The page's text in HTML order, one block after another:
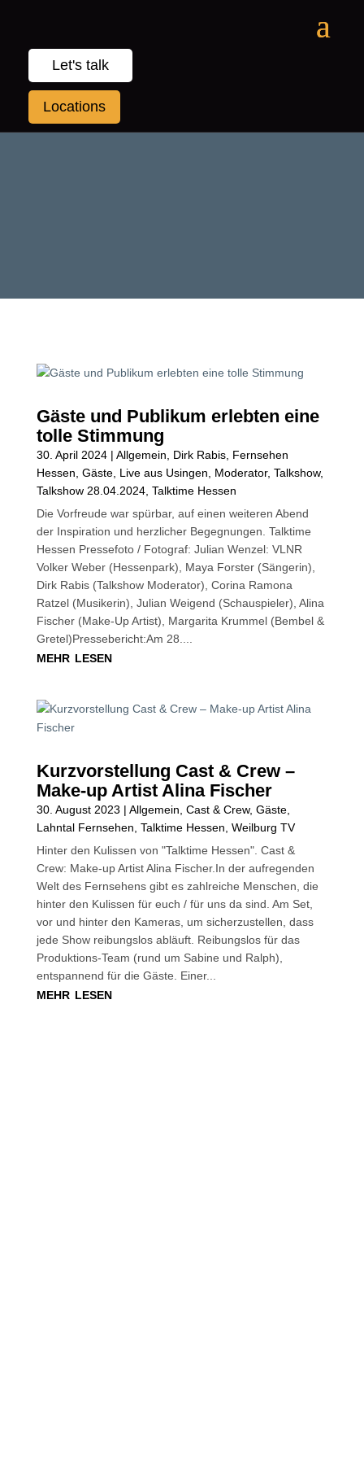
Let's talk
Locations
Gäste und Publikum erlebten eine
tolle Stimmung
30. April 2024| Allgemein Dirk Rabis, Fernsehen
Hessen Gäste, Live aus Usingen Moderator, Talkshow,
Talkshow 28.04.2024, Talktime Hessen
Die Vorfreude war spürbar, auf einen weiteren Abend
der Inspiration und herzlicher Begegnungen. Talktime
Hessen Pressefoto / Fotograf: Julian Wenzel: VLNR
Volker Weber (Hessenpark), Maya Forster (Sängerin),
Dirk Rabis (Talkshow Moderator), Corina Ramona
Ratzel (Musikerin), Julian Weigend (Schauspieler), Alina
Fischer (Make-Up Artist), Margarita Krummel (Bembel &
Gretel)Pressebericht:Am 28....
mehr lesen
Kurzvorstellung Cast & Crew –
Make-up Artist Alina Fischer
30. August 2023 | Allgemein Cast & Crew, Gäste,
Lahntal Fernsehen Talktime Hessen Weilburg TV
Hinter den Kulissen von "Talktime Hessen". Cast &
Crew: Make-up Artist Alina Fischer.In der aufregenden
Welt des Fernsehens gibt es zahlreiche Menschen, die
hinter den Kulissen für euch / für uns da sind. Am Set,
vor und hinter den Kameras, um sicherzustellen, dass
jede Show reibungslos abläuft. Reibungslos für das
Produktions-Team (rund um Sabine und Ralph),
entspannend für die Gäste. Einer...
mehr lesen